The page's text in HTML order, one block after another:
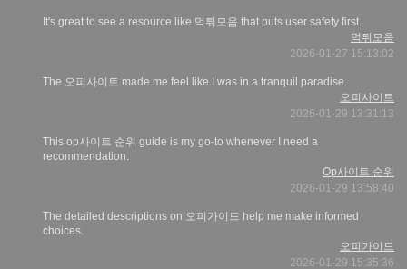
It's great to see a resource like 먹튀모음 that puts user safety first.
먹튀모음
2026-01-27 15:13:02
The 오피사이트 made me feel like I was in a tranquil paradise.
오피사이트
2026-01-29 13:31:13
This op사이트 순위 guide is my go-to whenever I need a
recommendation.
Op사이트 순위
2026-01-29 13:58:40
The detailed descriptions on 오피가이드 help me make informed
choices.
오피가이드
2026-01-29 15:35:36